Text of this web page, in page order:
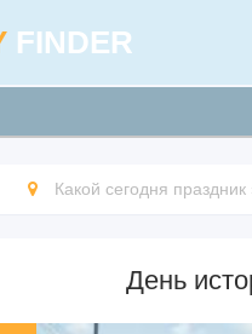
FINDER
Какой сегодня праздник
День